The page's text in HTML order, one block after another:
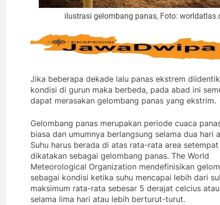
ilustrasi gelombang panas, Foto:
Jika beberapa dekade lalu panas ekstrem
kondisi di gurun maka berbeda, pada abad ini
dapat merasakan gelombang panas yang ekstrim.
Gelombang panas merupakan periode cuaca
biasa dan umumnya berlangsung selama dua hari
Suhu harus berada di atas rata-rata area
dikatakan sebagai gelombang panas. The World
Meteorological Organization mendefinisikan
sebagai kondisi ketika suhu mencapai lebih dari
maksimum rata-rata sebesar 5 derajat celcius
selama lima hari atau lebih berturut-turut.